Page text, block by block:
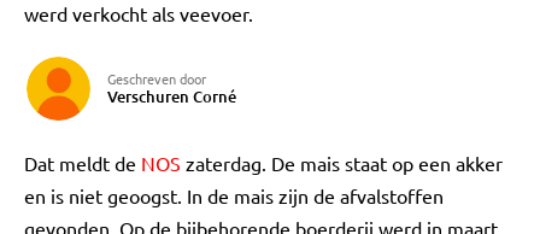
werd verkocht als veevoer.
Geschreven door
Verschuren Corné
Dat meldt de NOS zaterdag. De mais staat op een akker
en is niet geoogst. In de mais zijn de afvalstoffen
gevonden. Op de bijbehorende boerderij werd in maart